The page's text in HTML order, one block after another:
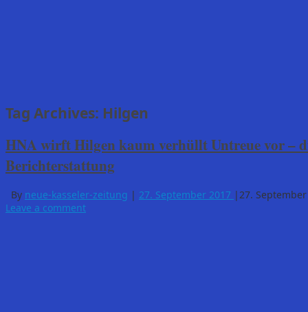
Tag Archives: Hilgen
HNA wirft Hilgen kaum verhüllt Untreue vor –
Berichterstattung
By neue-kasseler-zeitung | 27. September 2017 |27.
Leave a comment